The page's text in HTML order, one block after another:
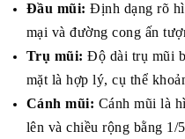
Đầu mũi: Định dạng rõ
mại và đường cong ấn
Trụ mũi: Độ dài trụ mũi
mặt là hợp lý, cụ thể
Cánh mũi: Cánh mũi là
lên và chiều rộng bằng 1/